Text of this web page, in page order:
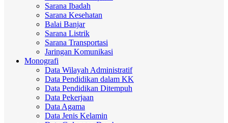
Sarana Ibadah
Sarana Kesehatan
Balai Banjar
Sarana Listrik
Sarana Transportasi
Jaringan Komunikasi
Monografi
Data Wilayah Administratif
Data Pendidikan dalam KK
Data Pendidikan Ditempuh
Data Pekerjaan
Data Agama
Data Jenis Kelamin